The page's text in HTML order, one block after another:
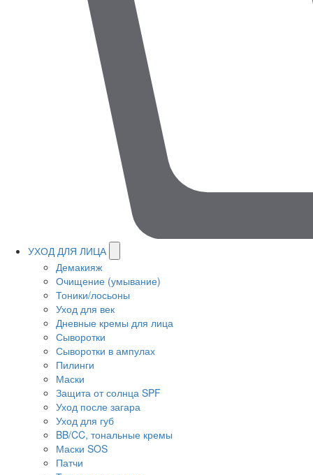
УХОД ДЛЯ ЛИЦА
Демакияж
Очищение (умывание)
Тоники/лосьоны
Уход для век
Дневные кремы для лица
Сыворотки
Сыворотки в ампулах
Пилинги
Маски
Защита от солнца SPF
Уход после загара
Уход для губ
BB/CC, тональные кремы
Маски SOS
Патчи